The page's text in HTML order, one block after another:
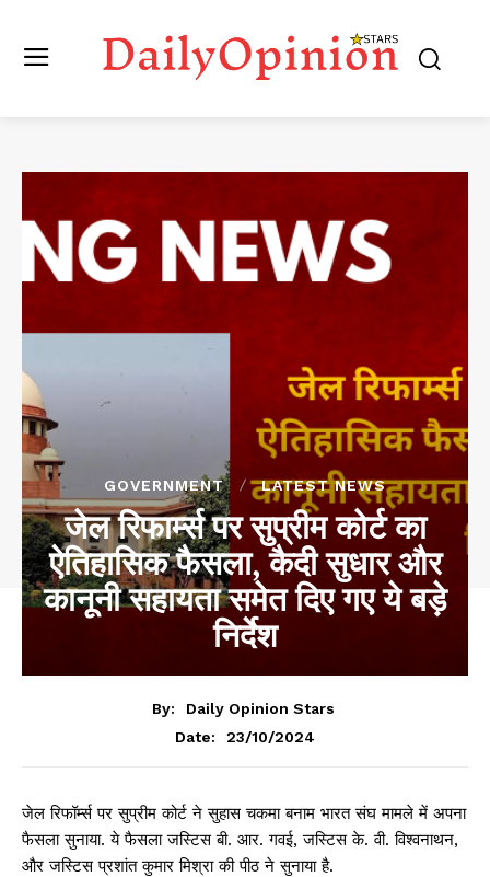
GOVERNMENT LATEST NEWS
जेल रिफार्म्स पर सुप्रीम कोर्ट का
ऐतिहासिक फैसला, कैदी सुधार और
कानूनी सहायता समेत दिए गए ये बड़े
निर्देश
By:
Daily Opinion Stars
Date:
23/10/2024
जेल रिफॉर्म्स पर सुप्रीम कोर्ट ने सुहास चकमा बनाम भारत संघ मामले में अपना
फैसला सुनाया. ये फैसला जस्टिस बी. आर. गवई, जस्टिस के. वी. विश्वनाथन,
और जस्टिस प्रशांत कुमार मिश्रा की पीठ ने सुनाया है.